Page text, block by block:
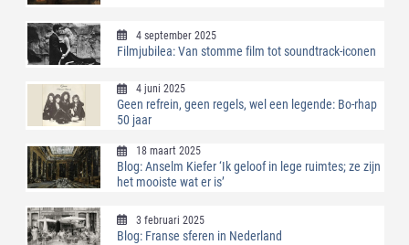
4 september 2025
Filmjubilea: Van stomme film tot soundtrack-iconen
4 juni 2025
Geen refrein, geen regels, wel een legende: Bo-rhap
50 jaar
18 maart 2025
Blog: Anselm Kiefer ‘Ik geloof in lege ruimtes; ze zijn
het mooiste wat er is’
3 februari 2025
Blog: Franse sferen in Nederland